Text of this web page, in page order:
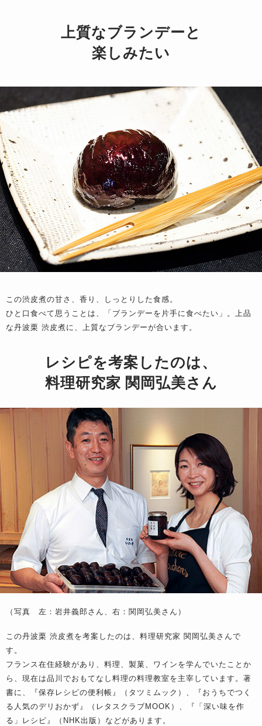
上質なブランデーと
楽しみたい
この渋皮煮の甘さ、香り、しっとりした食感。
ひと口食べて思うことは、「ブランデーを片手に食べたい」。上品
な丹波栗 渋皮煮に、上質なブランデーが合います。
レシピを考案したのは、
料理研究家 関岡弘美さん
（写真 左：岩井義郎さん、右：関岡弘美さん）
この丹波栗 渋皮煮を考案したのは、料理研究家 関岡弘美さんで
す。
フランス在住経験があり、料理、製菓、ワインを学んでいたことか
ら、現在は品川でおもてなし料理の料理教室を主宰しています。著
書に、『保存レシピの便利帳』（タツミムック）、『おうちでつく
る人気のデリおかず』（レタスクラブMOOK）、『「深い味を作
る」レシピ』（NHK出版）などがあります。